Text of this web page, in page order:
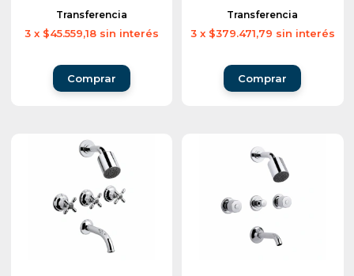
Transferencia
3 x $45.559,18 sin interés
Transferencia
3 x $379.471,79 sin interés